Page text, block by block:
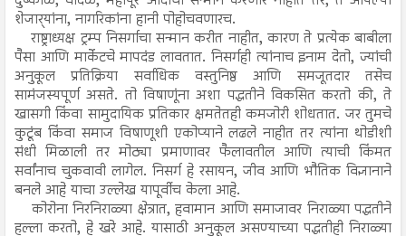
शेजार्‍यांना, नागरिकांना हानी पोहोचवणारच.
राष्ट्राध्यक्ष ट्रम्प निसर्गाचा सन्मान करीत नाहीत, कारण ते प्रत्येक बाबीला
पैसा आणि मार्केटचे मापदंड लावतात. निसर्गही त्यांनाच इनाम देतो, ज्यांची
अनुकूल प्रतिक्रिया सर्वाधिक वस्तुनिष्ठ आणि समजूतदार तसेच
सामंजस्यपूर्ण असते. तो विषाणूंना अशा पद्धतीने विकसित करतो की, ते
खासगी किंवा सामुदायिक प्रतिकार क्षमतेतही कमजोरी शोधतात. जर तुमचे
कुटूंब किंवा समाज विषाणूशी एकोप्याने लढले नाहीत तर त्यांना थोडीशी
संधी मिळाली तर मोठ्या प्रमाणावर फैलावतील आणि त्याची किंमत
सर्वांनाच चुकवावी लागेल. निसर्ग हे रसायन, जीव आणि भौतिक विज्ञानाने
बनले आहे याचा उल्लेख यापूर्वीच केला आहे.
कोरोना निरनिराळ्या क्षेत्रात, हवामान आणि समाजावर निराळ्या पद्धतीने
हल्ला करतो, हे खरे आहे. यासाठी अनुकूल असण्याच्या पद्धतीही निराळ्या